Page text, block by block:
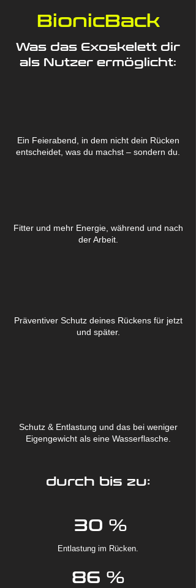
BionicBack
Was das Exoskelett dir
als Nutzer ermöglicht:
Ein Feierabend, in dem nicht dein Rücken
entscheidet, was du machst – sondern du.
Fitter und mehr Energie, während und nach
der Arbeit.
Präventiver Schutz deines Rückens für jetzt
und später.
Schutz & Entlastung und das bei weniger
Eigengewicht als eine Wasserflasche.
durch bis zu:
30 %
Entlastung im Rücken.
86 %